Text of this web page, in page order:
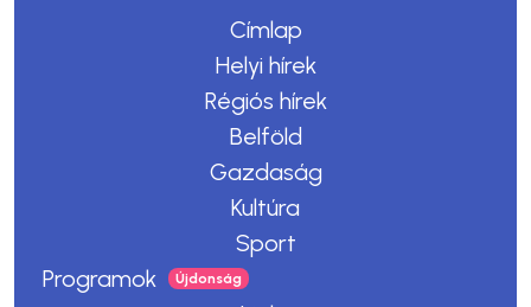
Címlap
Helyi hírek
Régiós hírek
Belföld
Gazdaság
Kultúra
Sport
Programok